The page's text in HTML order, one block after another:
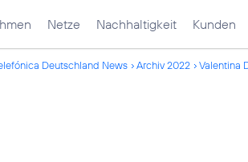
Netze Nachhaltigkeit Kunden
Deutschland News Archiv 2022 Valentina